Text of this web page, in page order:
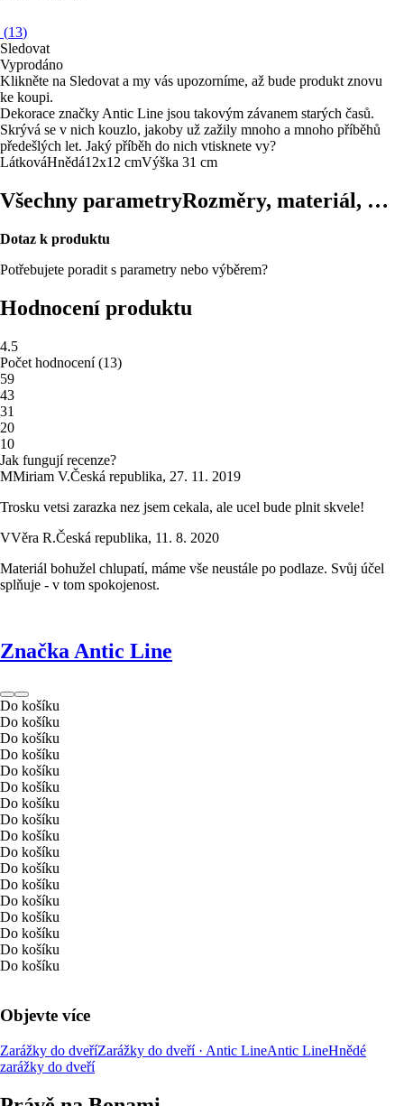
(13)
Sledovat
Vyprodáno
Klikněte na Sledovat a my vás upozorníme, až bude produkt znovu
ke koupi.
Dekorace značky Antic Line jsou takovým závanem starých časů.
Skrývá se v nich kouzlo, jakoby už zažily mnoho a mnoho příběhů
předešlých let. Jaký příběh do nich vtisknete vy?
LátkováHnědá12x12 cmVýška 31 cm
Všechny parametryRozměry, materiál, …
Dotaz k produktu
Potřebujete poradit s parametry nebo výběrem?
Hodnocení produktu
4.5
Počet hodnocení(13)
59
43
31
20
10
Jak fungují recenze?
MMiriam V.Česká republika, 27. 11. 2019
Trosku vetsi zarazka nez jsem cekala, ale ucel bude plnit skvele!
VVěra R.Česká republika, 11. 8. 2020
Materiál bohužel chlupatí, máme vše neustále po podlaze. Svůj účel
splňuje - v tom spokojenost.
Značka Antic Line
Do košíku
Do košíku
Do košíku
Do košíku
Do košíku
Do košíku
Do košíku
Do košíku
Do košíku
Do košíku
Do košíku
Do košíku
Do košíku
Do košíku
Do košíku
Do košíku
Do košíku
Objevte více
Zarážky do dveříZarážky do dveří · Antic LineAntic LineHnědé
zarážky do dveří